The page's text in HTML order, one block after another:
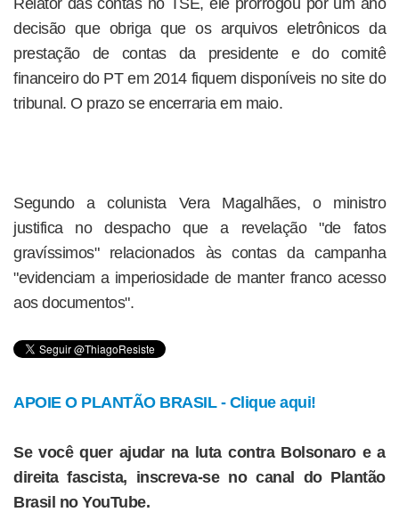
Relator das contas no TSE, ele prorrogou por um ano
decisão que obriga que os arquivos eletrônicos da
prestação de contas da presidente e do comitê
financeiro do PT em 2014 fiquem disponíveis no site do
tribunal. O prazo se encerraria em maio.
Segundo a colunista Vera Magalhães, o ministro
justifica no despacho que a revelação "de fatos
gravíssimos" relacionados às contas da campanha
"evidenciam a imperiosidade de manter franco acesso
aos documentos".
APOIE O PLANTÃO BRASIL - Clique aqui!
Se você quer ajudar na luta contra Bolsonaro e a
direita fascista, inscreva-se no canal do Plantão
Brasil no YouTube.